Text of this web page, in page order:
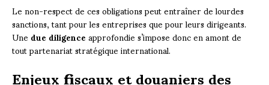
Le non-respect de ces obligations peut entraîner de lourdes
sanctions, tant pour les entreprises que pour leurs dirigeants.
Unedue diligenceapprofondie s’impose donc en amont de
tout partenariat stratégique international.